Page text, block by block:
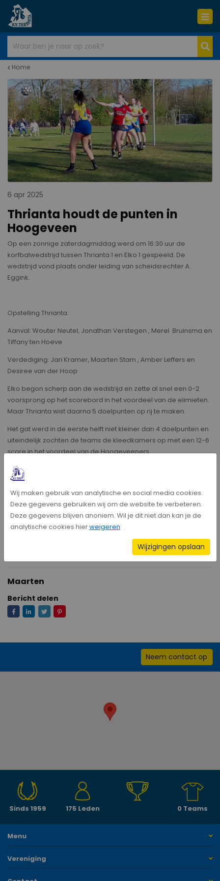
Home
6 apr 2025
Thrianta houdt de punten in
Hoogeveen
Op een zonnige zaterdagmiddag werd om 16:30 uur de
korfbalwedstrijd tussen Thrianta 1 en Elko 1 gespeeld. De
wedstrijd vond plaats onder leiding van scheidsrechter A.
Eggink.
Opstelling Thrianta:
Aanval: Wouter Neutel, Jonathan Verstegen , Merel Bruinsma en
Tiffany ten Hoeve
Verdediging: Jari Kramer, Maarten Stam , Amber Leffers en
Desiree van der Hoop
Elko begon scherp aan de wedstrijd en zette al snel een 0-2
voorsprong op het scorebord in het voordeel van de elimieten.
Maar Thrianta wist daarna 5 doelpunten op rij te maken.
Het gat werd in de eerste helft niet kleiner dan 4 doelpunten en
uiteindelijk zochten de teams de kleedkamers op met een 12-6
score in het voordeel van de Hoogeveeners.
geleidelijk door.
de wedstrijd van Thrianta kwam geen moment in gevaar.
Maarten
Bericht delen
Neem contact op
Sinds 1959 175 Leden 0 Teams
Menu
Vereniging
Wij maken gebruik van analytische en social media cookies.
Deze gegevens gebruiken wij om de website te verbeteren.
Deze gegevens blijven anoniem. Wil je dit niet dan kan je de
analytische cookies hierweigeren
Wijzigingen opslaan